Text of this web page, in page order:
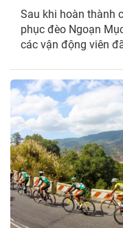
27 – năm 2015”
Sau khi hoàn thành
phục đèo Ngoạn
các vận động viên
17 – đua ski 10